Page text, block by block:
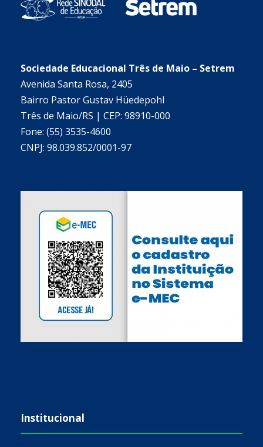
Sociedade Educacional Três de Maio – Setrem
Avenida Santa Rosa, 2405
Bairro Pastor Gustav Hüedepohl
Três de Maio/RS | CEP: 98910-000
Fone: (55) 3535-4600
CNPJ: 98.039.852/0001-97
Institucional